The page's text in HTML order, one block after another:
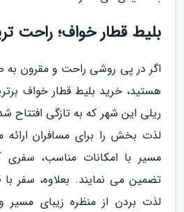
بلیط قطار خواف؛ راحت
اگر در پی روشی راحت و مقرون به
هستید، خرید بلیط قطار خواف
ریلی این شهر که به تازگی افتتاح
لذت بخش را برای مسافران
مسیر با امکانات مناسب، سفری
تضمین می نمایند. بعلاوه، سفر
لذت بردن از منظره زیبای